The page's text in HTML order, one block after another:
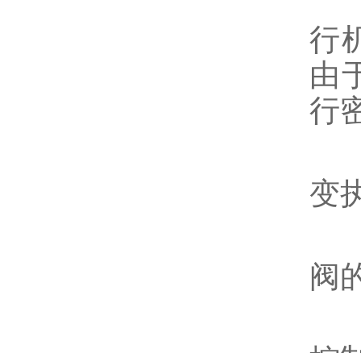
行
由
行
变
阀